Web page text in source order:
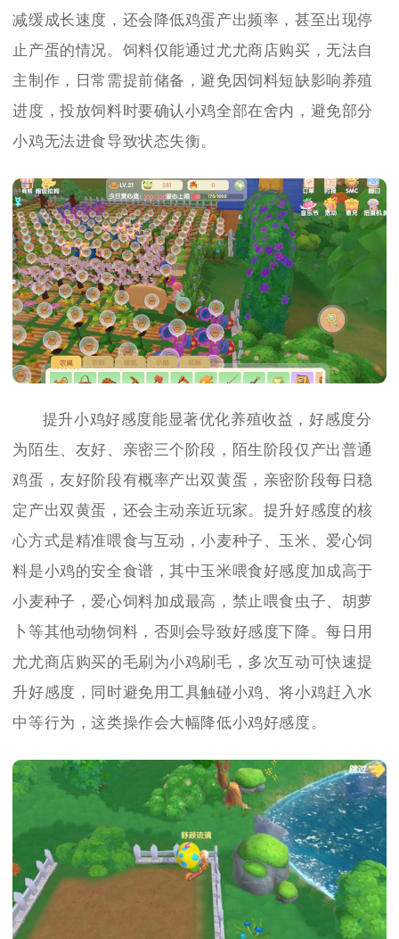
减缓成长速度，还会降低鸡蛋产出频率，甚至出现停
止产蛋的情况。饲料仅能通过尤尤商店购买，无法自
主制作，日常需提前储备，避免因饲料短缺影响养殖
进度，投放饲料时要确认小鸡全部在舍内，避免部分
小鸡无法进食导致状态失衡。
提升小鸡好感度能显著优化养殖收益，好感度分
为陌生、友好、亲密三个阶段，陌生阶段仅产出普通
鸡蛋，友好阶段有概率产出双黄蛋，亲密阶段每日稳
定产出双黄蛋，还会主动亲近玩家。提升好感度的核
心方式是精准喂食与互动，小麦种子、玉米、爱心饲
料是小鸡的安全食谱，其中玉米喂食好感度加成高于
小麦种子，爱心饲料加成最高，禁止喂食虫子、胡萝
卜等其他动物饲料，否则会导致好感度下降。每日用
尤尤商店购买的毛刷为小鸡刷毛，多次互动可快速提
升好感度，同时避免用工具触碰小鸡、将小鸡赶入水
中等行为，这类操作会大幅降低小鸡好感度。